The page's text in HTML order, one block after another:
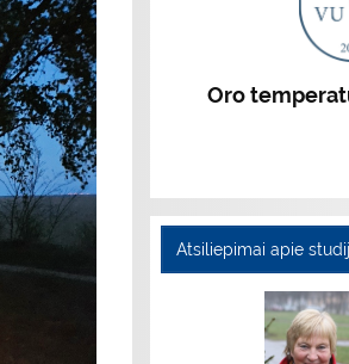
Oro
Atsiliepimai apie